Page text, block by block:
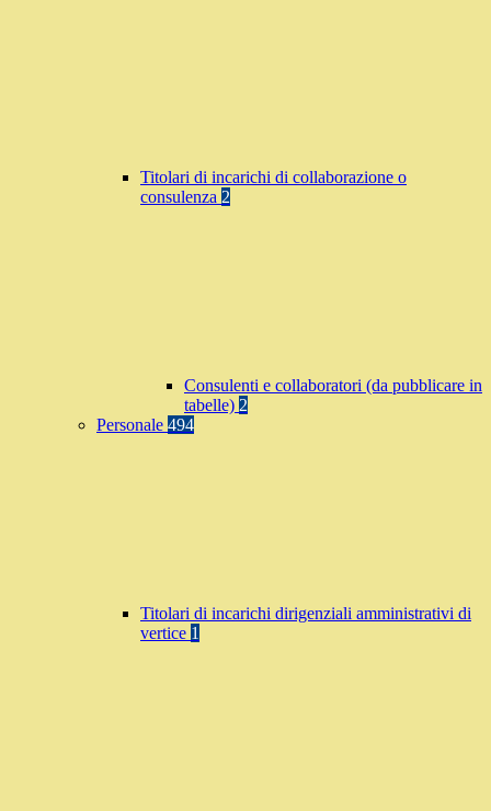
Titolari di incarichi di collaborazione o
consulenza 2
Consulenti e collaboratori (da pubblicare in
tabelle) 2
Personale 494
Titolari di incarichi dirigenziali amministrativi di
vertice 1